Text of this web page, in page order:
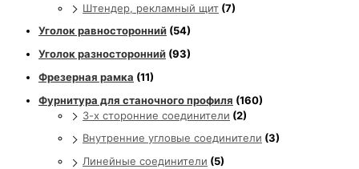
Штендер, рекламный щит (7)
Уголок равносторонний (54)
Уголок разносторонний (93)
Фрезерная рамка (11)
Фурнитура для станочного профиля (160)
3-х сторонние соединители (2)
Внутренние угловые соединители (3)
Линейные соединители (5)